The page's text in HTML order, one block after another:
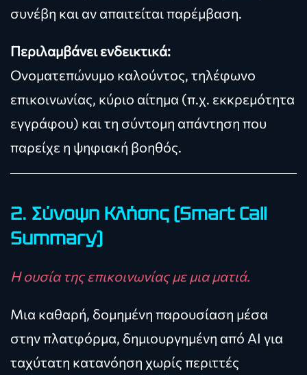
συνέβη και αν απαιτείται παρέμβαση.
Περιλαμβάνει ενδεικτικά:
Ονοματεπώνυμο καλούντος, τηλέφωνο
επικοινωνίας, κύριο αίτημα (π.χ. εκκρεμότητα
εγγράφου) και τη σύντομη απάντηση που
παρείχε η ψηφιακή βοηθός.
2. Σύνοψη Κλήσης (Smart Call
Summary)
Η ουσία της επικοινωνίας με μια ματιά.
Μια καθαρή, δομημένη παρουσίαση μέσα
στην πλατφόρμα, δημιουργημένη από AI για
ταχύτατη κατανόηση χωρίς περιττές